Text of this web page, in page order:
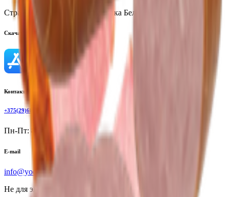
Страна производства:
Республика Беларусь
Скачать приложение
Контактный телефон
+375(29)6875999
Пн-Пт: 8:00 - 17:00
E-mail
info@yoda.by
Не для электронных обращений